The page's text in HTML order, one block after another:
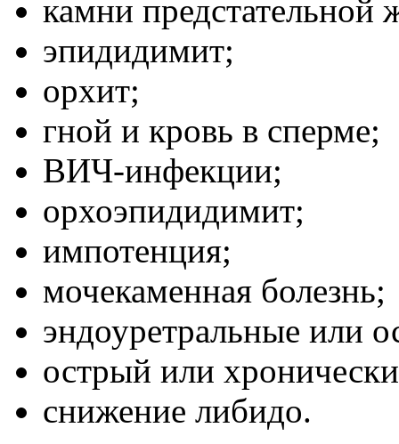
камни предстательной
эпидидимит;
орхит;
гной и кровь в сперме;
ВИЧ-инфекции;
орхоэпидидимит;
импотенция;
мочекаменная болезнь;
эндоуретральные или
острый или
снижение либидо.